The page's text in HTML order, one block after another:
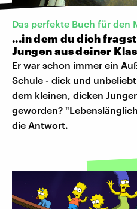
Das perfekte Buch für den
...in dem du dich
Jungen aus deiner
Er war schon immer ein
Schule - dick und
dem kleinen, dicken
geworden?
die Antwort.